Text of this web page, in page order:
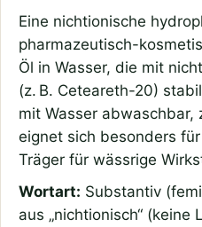
Eine nichtionische
pharmazeutisch-
Öl in Wasser, die mit
(z. B. Ceteareth-20)
mit Wasser abwaschbar,
eignet sich besonders
Träger für wässrige
Wortart: Substantiv
aus „nichtionisch“ (keine